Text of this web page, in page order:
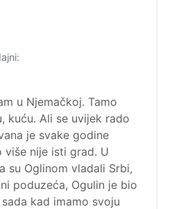
u Njemačkoj. Tamo
kuću. Ali se uvijek rado
je svake godine
nije isti grad. U
su Oglinom vladali Srbi,
poduzeća, Ogulin je bio
kad imamo svoju